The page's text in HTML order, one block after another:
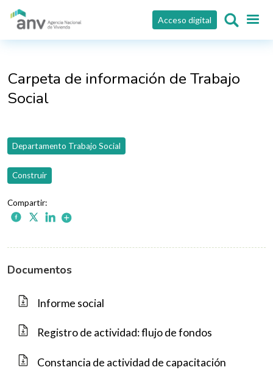
Pasar al contenido principal
Acceso digital
Carpeta de información de Trabajo
Social
Departamento Trabajo Social
Construir
Documentos
Informe social
Registro de actividad: flujo de fondos
Constancia de actividad de capacitación